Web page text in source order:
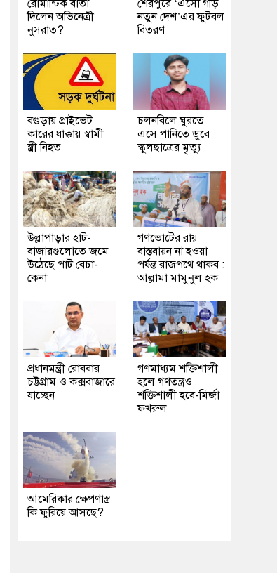
রোমান্টিক বার্তা
দিলেন অভিনেত্রী
নুসরাত?
শেরপুরে ‘এসো গড়ি
নতুন দেশ’এর ফুটবল
বিতরণ
বগুড়ায় প্রাইভেট
কারের ধাক্কায় স্বামী
স্ত্রী নিহত
চলনবিলে ঘুরতে
এসে পানিতে ডুবে
স্কুলছাত্রের মৃত্যু
উল্লাপাড়ার হাট-
বাজারগুলোতে জমে
উঠেছে পাট বেচা-
কেনা
গণভোটের রায়
বাস্তবায়ন না হওয়া
পর্যন্ত রাজপথে থাকব :
আল্লামা মামুনুল হক
প্রধানমন্ত্রী রোববার
চট্টগ্রাম ও কক্সবাজারে
যাচ্ছেন
গণমাধ্যম শক্তিশালী
হলে গণতন্ত্রও
শক্তিশালী হবে-মির্জা
ফখরুল
আমেরিকার ক্ষেপণাস্ত্র
কি ফুরিয়ে আসছে?